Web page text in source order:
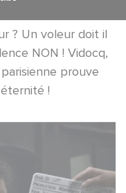
? Un voleur doit il
NON ! Vidocq,
prouve
!